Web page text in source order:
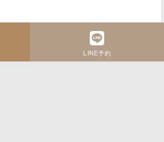
LINE予約